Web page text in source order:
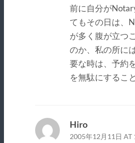
前に自分が
てもその日は、
が多く腹が立つ
のか、私の所に
要な時は、予約
を無駄にするこ
Hiro
2005年12月11日 AT